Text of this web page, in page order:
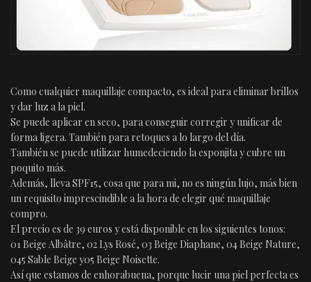
Como cualquier maquillaje compacto, es ideal para eliminar brillos
y dar luz a la piel.
Se puede aplicar en seco, para conseguir corregir y unificar de
forma ligera. También para retoques a lo largo del día.
También se puede utilizar humedeciendo la esponjita y cubre un
poquito más.
Además, lleva SPF15, cosa que para mi, no es ningún lujo, más bien
un requisito imprescindible a la hora de elegir qué maquillaje
compro.
El precio es de 39 euros y está disponible en los siguientes tonos:
01 Beige Albâtre, 02 Lys Rosé, 03 Beige Diaphane, 04 Beige Nature,
045 Sable Beige y05 Beige Noisette.
Así que estamos de enhorabuena, porque lucir una piel perfecta es